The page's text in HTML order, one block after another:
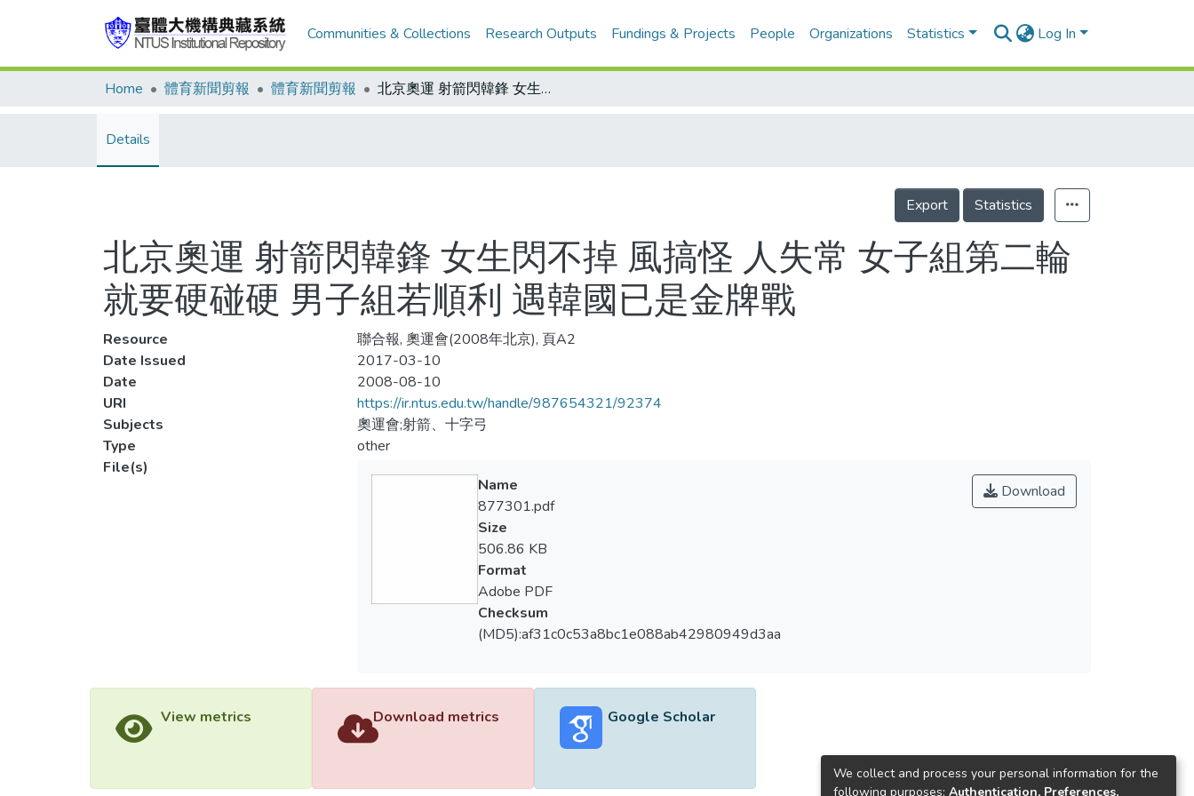
Communities & Collections Research Outputs Fundings & Projects People Organizations Statistics Log In
Home 體育新聞剪報 體育新聞剪報 北京奧運 射箭閃韓鋒 女生閃不掉 風搞怪 人失常 女子組第二輪就要硬碰硬 男子組若順利 遇韓國已是金牌戰
Details
Export Statistics
北京奧運 射箭閃韓鋒 女生閃不掉 風搞怪 人失常 女子組第二輪
就要硬碰硬 男子組若順利 遇韓國已是金牌戰
Resource
聯合報, 奧運會(2008年北京), 頁A2
Date Issued
2017-03-10
Date
2008-08-10
URI
https://ir.ntus.edu.tw/handle/987654321/92374
Subjects
奧運會;射箭、十字弓
Type
other
File(s)
Download
Name
877301.pdf
Size
506.86 KB
Format
Adobe PDF
Checksum
(MD5):af31c0c53a8bc1e088ab42980949d3aa
View metrics Download metrics Google Scholar
We collect and process your personal information for the
following purposes: Authentication, Preferences,